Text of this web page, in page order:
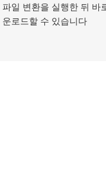
파일 변환을 실행한 뒤 바
운로드할 수 있습니다